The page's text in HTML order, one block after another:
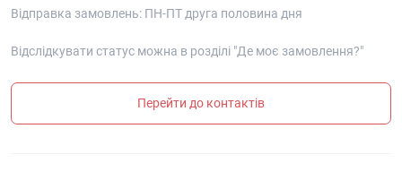
Відправка замовлень: ПН-ПТ друга половина дня
Відслідкувати статус можна в розділі "Де моє замовлення?"
Перейти до контактів